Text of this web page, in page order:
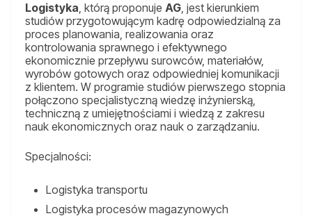
Logistyka, którą proponuje AG, jest kierunkiem
studiów przygotowującym kadrę odpowiedzialną za
proces planowania, realizowania oraz
kontrolowania sprawnego i efektywnego
ekonomicznie przepływu surowców, materiałów,
wyrobów gotowych oraz odpowiedniej komunikacji
z klientem. W programie studiów pierwszego stopnia
połączono specjalistyczną wiedzę inżynierską,
techniczną z umiejętnościami i wiedzą z zakresu
nauk ekonomicznych oraz nauk o zarządzaniu.
Specjalności:
Logistyka transportu
Logistyka procesów magazynowych